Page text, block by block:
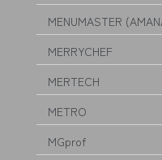
MENUMASTER
MERRYCHEF
MERTECH
METRO
MGprof